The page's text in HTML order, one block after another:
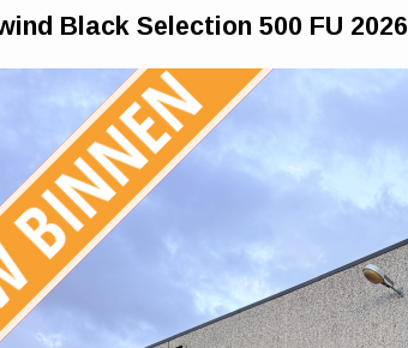
Black Selection 500 FU 2026